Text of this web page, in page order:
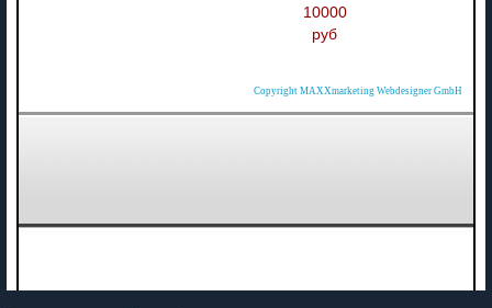
10000
руб
Copyright MAXXmarketing Webdesigner GmbH